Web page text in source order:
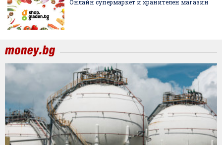
Онлайн супермаркет и хранителен магазин